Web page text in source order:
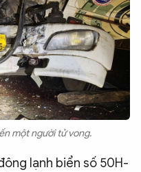
Công an
một người tử vong.
lạnh biển số 50H-